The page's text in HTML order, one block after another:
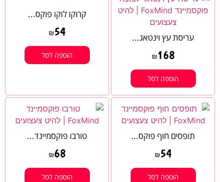
עריסת עץ וינטאג...
₪ 168
הוספה לסל
קרוקו לוקו פוקס...
₪ 54
הוספה לסל
תופסים חוף פוקס...
₪ 54
הוספה לסל
טורבו פוקסמיינד...
₪68
הוספה לסל